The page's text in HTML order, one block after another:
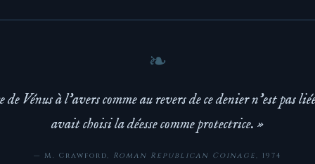
de Vénus à l'avers comme au revers de ce denier n'est pas
avait choisi la déesse comme protectrice. »
— M. Crawford, Roman Republican Coinage, 1974